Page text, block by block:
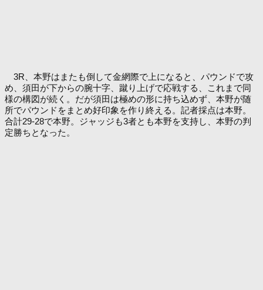
3R、本野はまたも倒して金網際で上になると、パウンドで攻
め、須田が下からの腕十字、蹴り上げで応戦する、これまで同
様の構図が続く。だが須田は極めの形に持ち込めず、本野が随
所でパウンドをまとめ好印象を作り終える。記者採点は本野。
合計29-28で本野。ジャッジも3者とも本野を支持し、本野の判
定勝ちとなった。